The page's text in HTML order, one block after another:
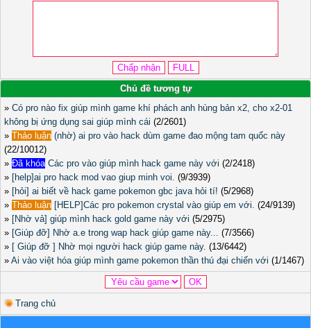
Chủ đề tương tự
» Có pro nào fix giúp mình game khí phách anh hùng bản x2, cho x2-01
không bị ứng dụng sai giúp mình cái (2/2601)
» Thảo luận (nhờ) ai pro vào hack dùm game đao mộng tam quốc này
(22/10012)
» Đã khóa Các pro vào giúp mình hack game này với (2/2418)
» [help]ai pro hack mod vao giup minh voi. (9/3939)
» [hỏi] ai biết về hack game pokemon gbc java hỏi tí! (5/2968)
» Thảo luận [HELP]Các pro pokemon crystal vào giúp em với. (24/9139)
» [Nhờ vả] giúp mình hack gold game này với (5/2975)
» [Giúp đỡ] Nhờ a.e trong wap hack giúp game này... (7/3566)
» [ Giúp đỡ ] Nhờ mọi người hack giúp game này. (13/6442)
» Ai vào việt hóa giúp mình game pokemon thần thú đại chiến với (1/1467)
Trang chủ